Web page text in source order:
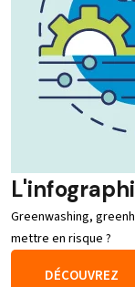
Greenwashing,
mettre en risque ?
DÉCOUVREZ